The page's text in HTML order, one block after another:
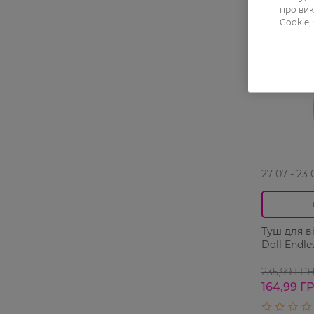
-30%
27 07 - 23
Туш для
Doll
235,99
164,99
про
Cookie,